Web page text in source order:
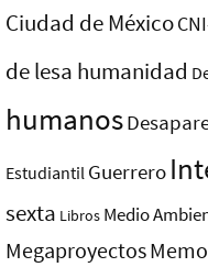
Ciudad de México
de lesa humanidad
humanos
Estudiantil Guerrero
sexta Libros Medio
Megaproyectos